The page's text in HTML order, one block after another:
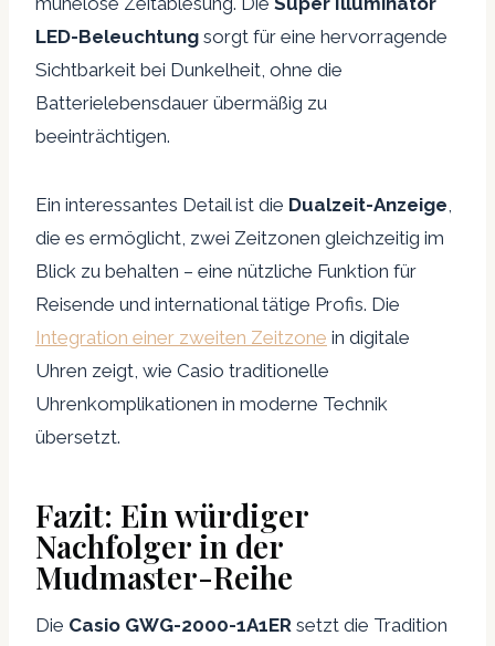
LED-Beleuchtung sorgt für eine hervorragende
Sichtbarkeit bei Dunkelheit, ohne die
Batterielebensdauer übermäßig zu
beeinträchtigen.
Ein interessantes Detail ist die Dualzeit-Anzeige,
die es ermöglicht, zwei Zeitzonen gleichzeitig im
Blick zu behalten – eine nützliche Funktion für
Reisende und international tätige Profis. Die
Integration einer zweiten Zeitzone in digitale
Uhren zeigt, wie Casio traditionelle
Uhrenkomplikationen in moderne Technik
übersetzt.
Fazit: Ein würdiger
Nachfolger in der
Mudmaster-Reihe
Die Casio GWG-2000-1A1ER setzt die Tradition